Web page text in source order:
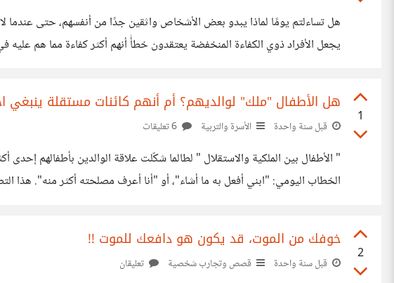
هل تساءلتم يومًا لماذا يبدو بعض الأشخاص واثقين جدًا من أنفسهم، حتى عندما لا
يجعل الأفراد ذوي الكفاءة المنخفضة يعتقدون خطأً أنهم أكثر كفاءة مما هم عليه
1
هل الأطفال "ملك" لوالديهم؟ أم أنهم كائنات مستقلة ينبغي
قبل سنة واحدة الأسرة والتربية
" الأطفال بين الملكية والاستقلال " لطالما شكّلت
الخطاب اليومي: "ابني أفعل به ما أشاء"، أو "أنا أعرف مصلحته أكثر منه". هذا
2
خوفك من الموت، قد يكون هو دافعك للموت !!
قبل سنة واحدة قصص وتجارب شخصية تعليقان